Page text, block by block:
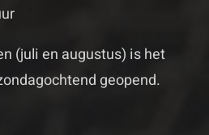
(juli en augustus) is het
geopend.